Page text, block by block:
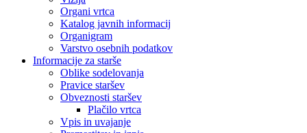
Organi vrtca
Katalog javnih informacij
Organigram
Varstvo osebnih podatkov
Informacije za starše
Oblike sodelovanja
Pravice staršev
Obveznosti staršev
Plačilo vrtca
Vpis in uvajanje